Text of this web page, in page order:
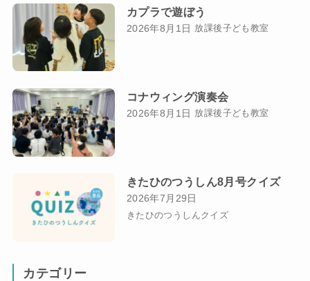
カプラで遊ぼう
2026年8月1日 放課後子ども教室
コナウィング演奏会
2026年8月1日 放課後子ども教室
きたひのつうしん8月号クイズ
2026年7月29日
きたひのつうしんクイズ
カテゴリー